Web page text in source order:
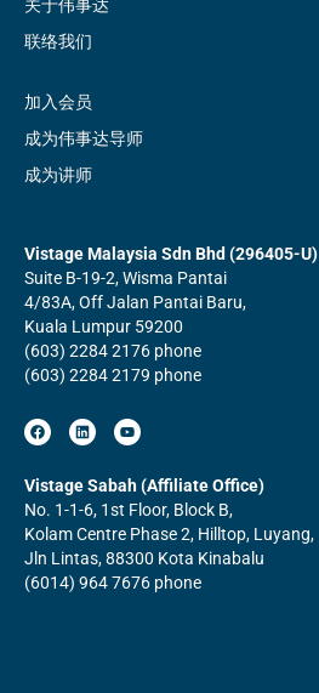
关于伟事达
联络我们
加入会员
成为伟事达导师
成为讲师
Vistage Malaysia Sdn Bhd (296405-U)
Suite B-19-2, Wisma Pantai
4/83A, Off Jalan Pantai Baru,
Kuala Lumpur 59200
(603) 2284 2176 phone
(603) 2284 2179 phone
F
a
c
b
o
o
L
i
n
e
d
i
n
Y
o
u
u
b
e
Vistage Sabah (Affiliate Office)
No. 1-1-6, 1st Floor, Block B,
Kolam Centre Phase 2, Hilltop, Luyang,
Jln Lintas, 88300 Kota Kinabalu
(6014) 964 7676 phone